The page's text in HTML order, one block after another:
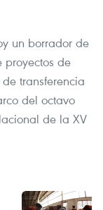
un borrador de
proyectos de
transferencia
del octavo
de la XV